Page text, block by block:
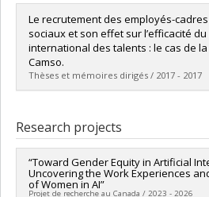
Le recrutement des employés-
sociaux et son effet sur l’efficacité
international des talents : le cas de
Camso.
Thèses et mémoires dirigés / 2017 - 2017
Cycle :Master's
Grade :M. Sc.
Lien vers le document dans Papyrus
Research projects
“Toward Gender Equity in Artificial
Uncovering the Work Experiences
of Women in AI”
Projet de recherche au Canada / 2023 - 2026